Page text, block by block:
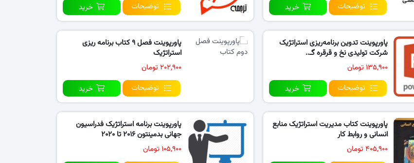
توضیحات
خرید
توضیحات
خرید
پاورپوینت تدوین برنامه‌ریزی استراتژیک
شرکت تولیدی نخ و قرقره گـ..
۱۳۵,۹۰۰ تومان
توضیحات
خرید
پاورپوینت فصل ۹ کتاب برنامه ریزی
استراتژیک
۲۰۲,۹۰۰ تومان
توضیحات
خرید
پاورپوینت کتاب مدیریت استراتژیک منابع
انسانی و روابط کار
۴۰۵,۹۰۰ تومان
پاورپوینت برنامه استراتژیک فدراسیون
جهانی بدمینتون ۲۰۱۶ تا ۲۰۲۰
۱۰۵,۹۰۰ تومان